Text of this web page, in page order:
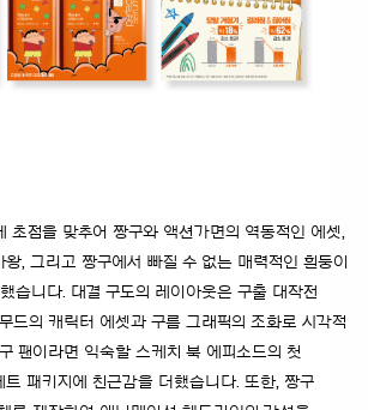
초점을 맞추어 짱구와 액션가면의 역동적인 에셋,
, 그리고 짱구에서 빠질 수 없는 매력적인 흰둥이
했습니다. 대결 구도의 레이아웃은 구출 대작전
드의 캐릭터 에셋과 구름 그래픽의 조화로 시각적
팬이라면 익숙할 스케치 북 에피소드의 첫
트 패키지에 친근감을 더했습니다. 또한, 짱구